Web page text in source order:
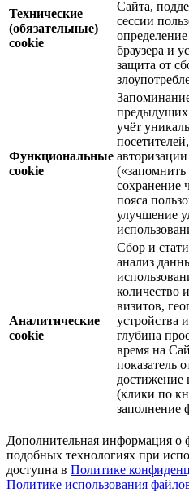
Технические
(обязательные)
cookie
Сайта,
сессии
браузера и
защита от
Функциональные
cookie
предыдущих
учёт
авторизации
(«запомнить
сохранение
пояса
улучшение
Аналитические
cookie
Сбор и
анализ
количество
визитов,
устройства
глубина
время на
показатель
достижение
(клики по
заполнение
Дополнительная информация о
подобных технологиях при
доступна в Политике
Политике использования